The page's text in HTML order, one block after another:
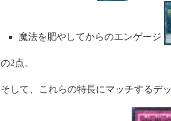
魔法を肥やしてからのエンゲージ
の2点。
そして、これらの特長にマッチするデ